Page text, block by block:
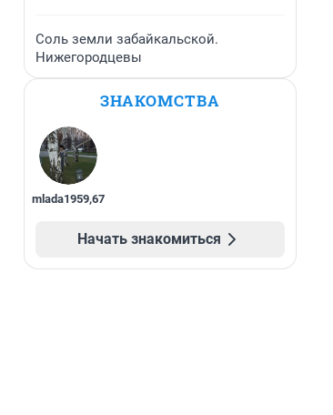
Соль земли забайкальской.
Нижегородцевы
ЗНАКОМСТВА
mlada1959,67
Начать знакомиться